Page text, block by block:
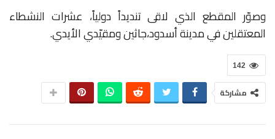
وصوّر المقطع الذي لاقى تنديداً دولياً، عشرات النشطاء
المعتقلينفيمدينةأسدود،جاثينومقيّديالأيدي.
142
مشاركة